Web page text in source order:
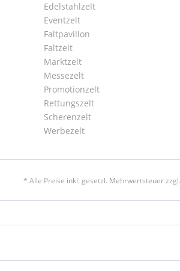
Edelstahlzelt
Eventzelt
Faltpavillon
Faltzelt
Marktzelt
Messezelt
Promotionzelt
Rettungszelt
Scherenzelt
Werbezelt
* Alle Preise inkl. gesetzl. Mehrwertsteuer zzgl.